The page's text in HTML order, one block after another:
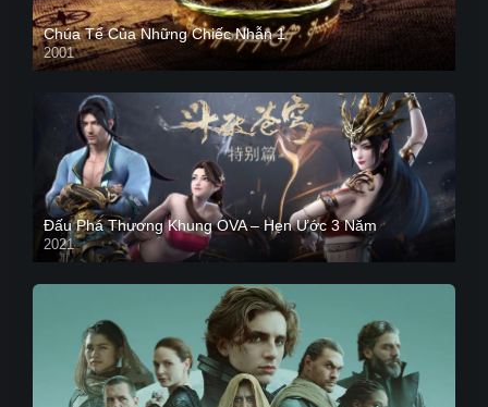
Chúa Tể Của Những Chiếc Nhẫn 1
2001
Đấu Phá Thương Khung OVA – Hẹn Ước 3 Năm
2021